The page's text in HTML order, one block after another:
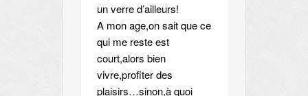
un verre d’ailleurs!
A mon age,on sait que ce
qui me reste est
court,alors bien
vivre,profiter des
plaisirs…sinon,à quoi